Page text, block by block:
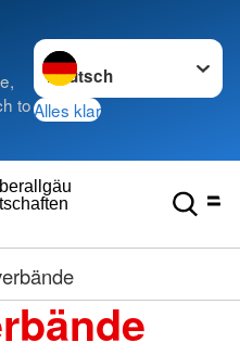
to
Sprache wechseln zu
Alles klar